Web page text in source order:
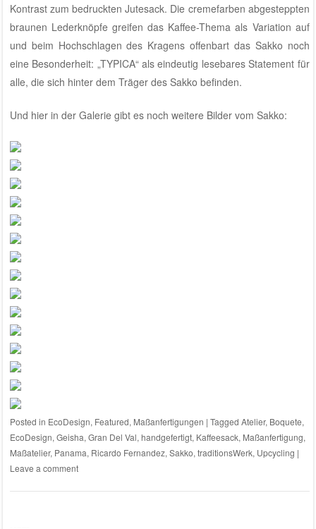
Kontrast zum bedruckten Jutesack. Die cremefarben abgesteppten
braunen Lederknöpfe greifen das Kaffee-Thema als Variation auf
und beim Hochschlagen des Kragens offenbart das Sakko noch
eine Besonderheit: „TYPICA“ als eindeutig lesebares Statement für
alle, die sich hinter dem Träger des Sakko befinden.
Und hier in der Galerie gibt es noch weitere Bilder vom Sakko:
Posted in EcoDesign, Featured, Maßanfertigungen | Tagged Atelier, Boquete,
EcoDesign, Geisha, Gran Del Val, handgefertigt, Kaffeesack, Maßanfertigung,
Maßatelier, Panama, Ricardo Fernandez, Sakko, traditionsWerk, Upcycling |
Leave a comment